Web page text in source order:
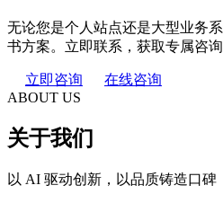
无论您是个人站点还是大型业务
书方案。立即联系，获取专属咨询
立即咨询
在线咨询
ABOUT US
关于我们
以 AI 驱动创新，以品质铸造口碑